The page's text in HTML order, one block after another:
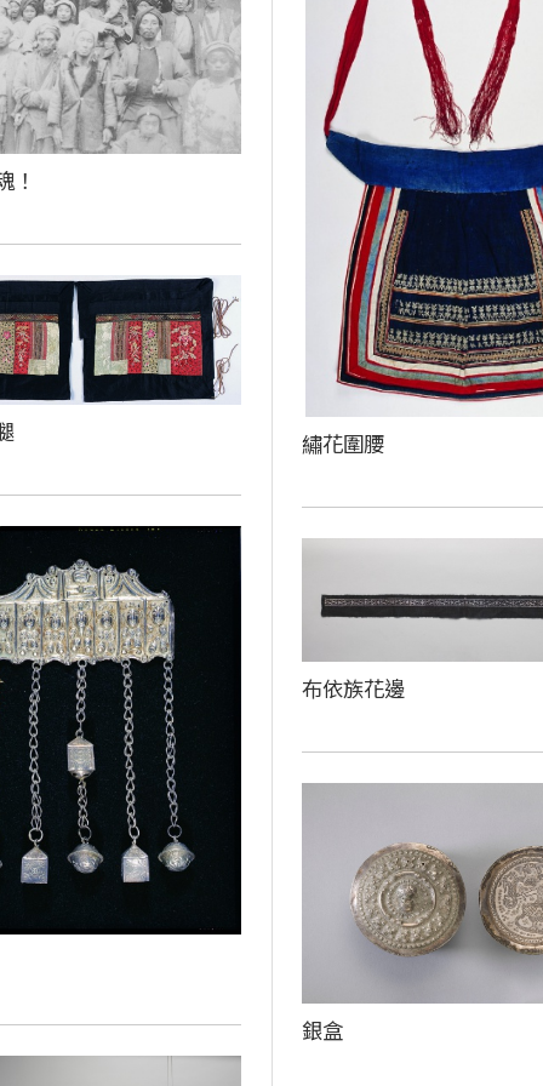
！
繡花圍腰
布依族花邊
銀盒